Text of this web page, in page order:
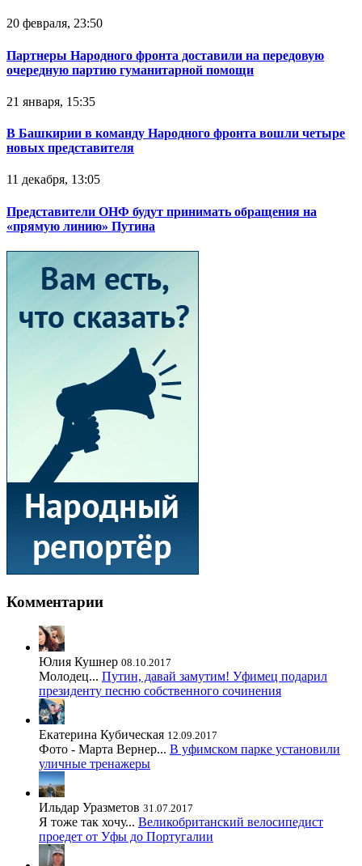
20 февраля, 23:50
Партнеры Народного фронта доставили на передовую
очередную партию гуманитарной помощи
21 января, 15:35
В Башкирии в команду Народного фронта вошли четыре
новых представителя
11 декабря, 13:05
Представители ОНФ будут принимать обращения на
«прямую линию» Путина
Комментарии
Юлия Кушнер 08.10.2017
Молодец... Путин, давай замутим! Уфимец подарил
президенту песню собственного сочинения
Екатерина Кубическая 12.09.2017
Фото - Марта Вернер... В уфимском парке установили
уличные тренажеры
Ильдар Уразметов 31.07.2017
Я тоже так хочу... Великобританский велосипедист
проедет от Уфы до Португалии